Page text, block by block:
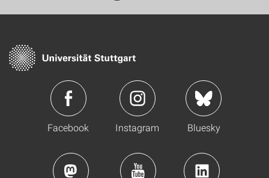
Facebook Instagram Bluesky